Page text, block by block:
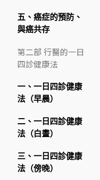
五、癌症的預防、
與癌共存
第二部 行醫的一日
四診健康法
一、一日四診健康
法（早晨）
二、一日四診健康
法（白晝）
三、一日四診健康
法（傍晚）